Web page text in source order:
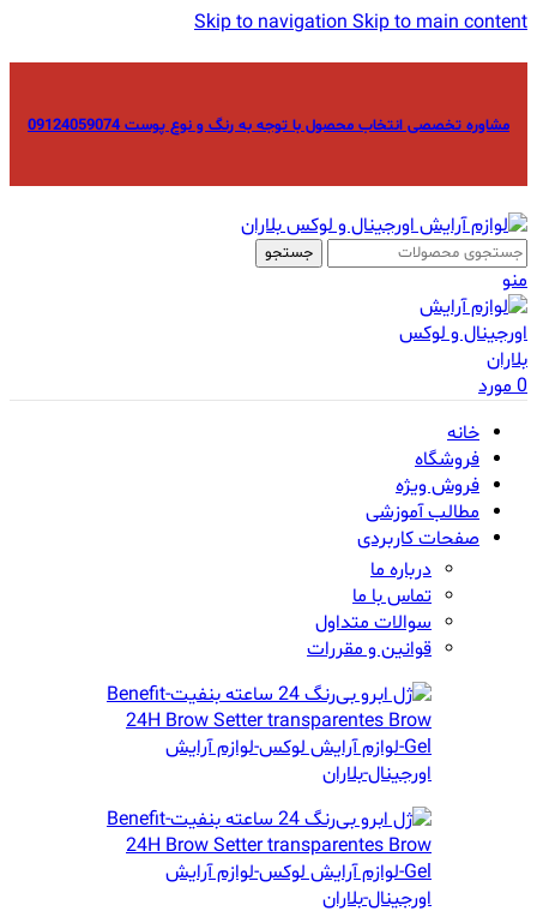
Skip to navigationSkip to main content
مشاوره تخصصی انتخاب محصول با توجه به رنگ و نوع پوست 09124059074
جستجو
منو
0مورد
خانه
فروشگاه
فروش ویژه
مطالب آموزشی
صفحات کاربردی
درباره ما
تماس با ما
سوالات متداول
قوانین و مقررات